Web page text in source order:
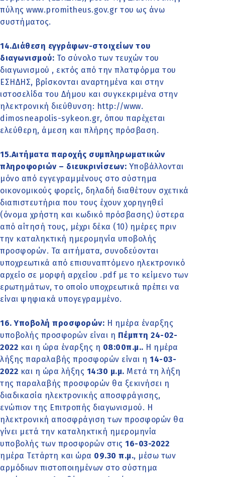
πύλης www.promitheus.gov.gr του ως άνω
συστήματος.
14.Διάθεση εγγράφων-στοιχείων του
διαγωνισμού: Το σύνολο των τευχών του
διαγωνισμού , εκτός από την πλατφόρμα του
ΕΣΗΔΗΣ, βρίσκονται αναρτημένα και στην
ιστοσελίδα του Δήμου και συγκεκριμένα στην
ηλεκτρονική διεύθυνση: http://www.
dimosneapolis-sykeon.gr, όπου παρέχεται
ελεύθερη, άμεση και πλήρης πρόσβαση.
15.Αιτήματα παροχής συμπληρωματικών
πληροφοριών – διευκρινίσεων: Υποβάλλονται
μόνο από εγγεγραμμένους στο σύστημα
οικονομικούς φορείς, δηλαδή διαθέτουν σχετικά
διαπιστευτήρια που τους έχουν χορηγηθεί
(όνομα χρήστη και κωδικό πρόσβασης) ύστερα
από αίτησή τους, μέχρι δέκα (10) ημέρες πριν
την καταληκτική ημερομηνία υποβολής
προσφορών. Τα αιτήματα, συνοδεύονται
υποχρεωτικά από επισυναπτόμενο ηλεκτρονικό
αρχείο σε μορφή αρχείου .pdf με το κείμενο των
ερωτημάτων, το οποίο υποχρεωτικά πρέπει να
είναι ψηφιακά υπογεγραμμένο.
16. Υποβολή προσφορών: Η ημέρα έναρξης
υποβολής προσφορών είναι η Πέμπτη 24-02-
2022 και η ώρα έναρξης η 08:00π.μ.. Η ημέρα
λήξης παραλαβής προσφορών είναι η 14-03-
2022 και η ώρα λήξης 14:30 μ.μ. Μετά τη λήξη
της παραλαβής προσφορών θα ξεκινήσει η
διαδικασία ηλεκτρονικής αποσφράγισης,
ενώπιον της Επιτροπής διαγωνισμού. Η
ηλεκτρονική αποσφράγιση των προσφορών θα
γίνει μετά την καταληκτική ημερομηνία
υποβολής των προσφορών στις 16-03-2022
ημέρα Τετάρτη και ώρα 09.30 π.μ., μέσω των
αρμόδιων πιστοποιημένων στο σύστημα